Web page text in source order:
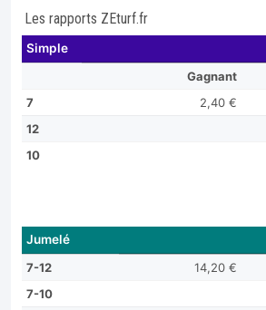
Les rapports ZEturf.fr
Simple
Gagnant
7
2,40 €
12
10
Jumelé
7-12 14,20 €
7-10